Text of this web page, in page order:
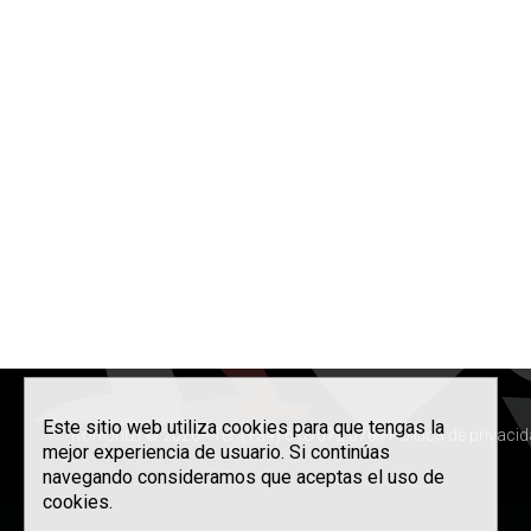
Korrontzi © 2026 - Tel. (+34) 618 072 076 -Política de
Este sitio web utiliza cookies para que tengas la
mejor experiencia de usuario. Si continúas
navegando consideramos que aceptas el uso de
cookies.